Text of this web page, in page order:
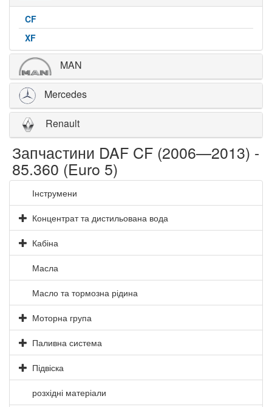
CF
XF
MAN
Mercedes
Renault
Запчастини DAF CF (2006—2013) -
85.360 (Euro 5)
Інструмени
Концентрат та дистильована вода
Кабіна
Масла
Масло та тормозна рідина
Моторна група
Паливна система
Підвіска
розхідні матеріали